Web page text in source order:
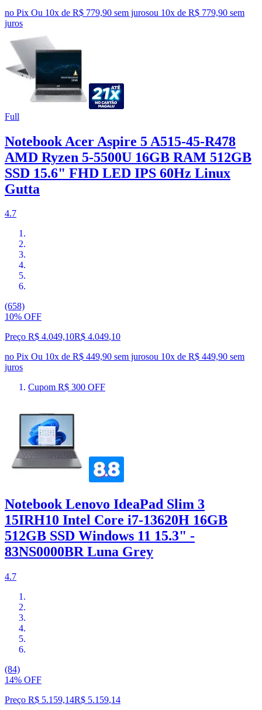
no Pix Ou 10x de R$ 779,90 sem jurosou 10x de R$ 779,90 sem
juros
Full
Notebook Acer Aspire 5 A515-45-R478
AMD Ryzen 5-5500U 16GB RAM 512GB
SSD 15.6" FHD LED IPS 60Hz Linux
Gutta
4.7
(658)
10% OFF
Preço R$ 4.049,10R$ 4.049,10
no Pix Ou 10x de R$ 449,90 sem jurosou 10x de R$ 449,90 sem
juros
Cupom R$ 300 OFF
Notebook Lenovo IdeaPad Slim 3
15IRH10 Intel Core i7-13620H 16GB
512GB SSD Windows 11 15.3" -
83NS0000BR Luna Grey
4.7
(84)
14% OFF
Preço R$ 5.159,14R$ 5.159,14